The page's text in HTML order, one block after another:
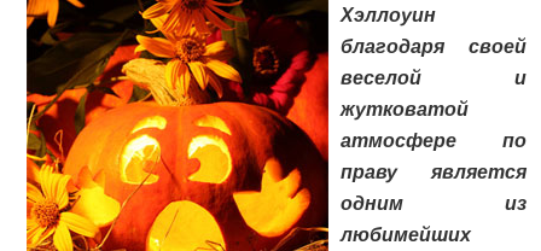
Хэллоуин
благодаря своей
веселой и
жутковатой
атмосфере по
праву является
одним из
любимейших